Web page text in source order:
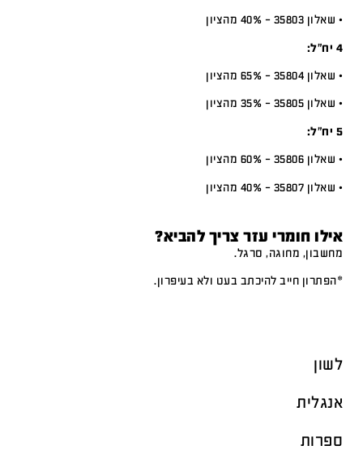
• שאלון 35803 – 40% מהציון
4 יח”ל:
• שאלון 35804 – 65% מהציון
• שאלון 35805 – 35% מהציון
5 יח”ל:
• שאלון 35806 – 60% מהציון
• שאלון 35807 – 40% מהציון
אילו חומרי עזר צריך להביא?
מחשבון, מחוגה, סרגל.
*הפתרון חייב להיכתב בעט ולא בעיפרון.
לשון
אנגלית
ספרות